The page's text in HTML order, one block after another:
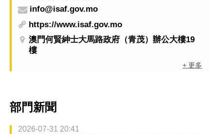
info@isaf.gov.mo
https://www.isaf.gov.mo
澳門何賢紳士大馬路政府（青茂）辦公大樓19
樓
+ 更多
部門新聞
2026-07-31 20:41